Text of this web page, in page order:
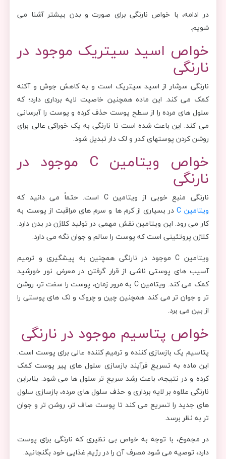
در ادامه، با خواص نارنگی برای صورت و بدن بیشتر آشنا می
شویم.
خواص اسید سیتریک موجود در
نارنگی
نارنگی سرشار از اسید سیتریک است و به کاهش جوش و آکنه
کمک می کند. این ماده همچنین خاصیت لایه برداری دارد؛ که
سلول های مرده را از سطح پوست حذف کرده و پوست را آبرسانی
می کند. این باعث شده است تا نارنگی به یک خوراکی عالی برای
روشن کردن پوستهای کدر و لک دار تبدیل شود.
خواص ویتامین C موجود در
نارنگی
نارنگی منبع خوبی از ویتامین C است. حتماً می دانید که
ویتامین C در بسیاری از کرم ها و سرم های مراقبت از پوست به
کار می رود. این ویتامین نقش مهمی در تولید کلاژن در بدن دارد.
کلاژن پروتئینی است که پوست را سالم و جوان نگه می دارد.
ویتامین C موجود در نارنگی همچنین به پیشگیری و ترمیم
آسیب های پوستی ناشی از قرار گرفتن در معرض نور خورشید
کمک می کند. ویتامین C به مرور زمان، پوست را سفت تر، روشن
تر و جوان تر می کند. همچنین چین و چروک و لک های پوستی را
از بین می برد.
خواص پتاسیم موجود در نارنگی
پتاسیم یک بازسازی کننده و ترمیم کننده عالی برای پوست است.
این ماده به تسریع فرآیند بازسازی سلول های پیر پوست کمک
کرده و در نتیجه، باعث رشد سریع تر سلول ها می شود. بنابراین
نارنگی علاوه بر لایه برداری و حذف سلول های مرده، بازسازی سلول
های جدید را تسریع می کند تا پوست صاف تر، روشن تر و جوان
تر به نظر برسد.
در مجموع، با توجه به خواص بی نظیری که نارنگی برای پوست
دارد، توصیه می شود مصرف آن را در رژیم غذایی خود بگنجانید.